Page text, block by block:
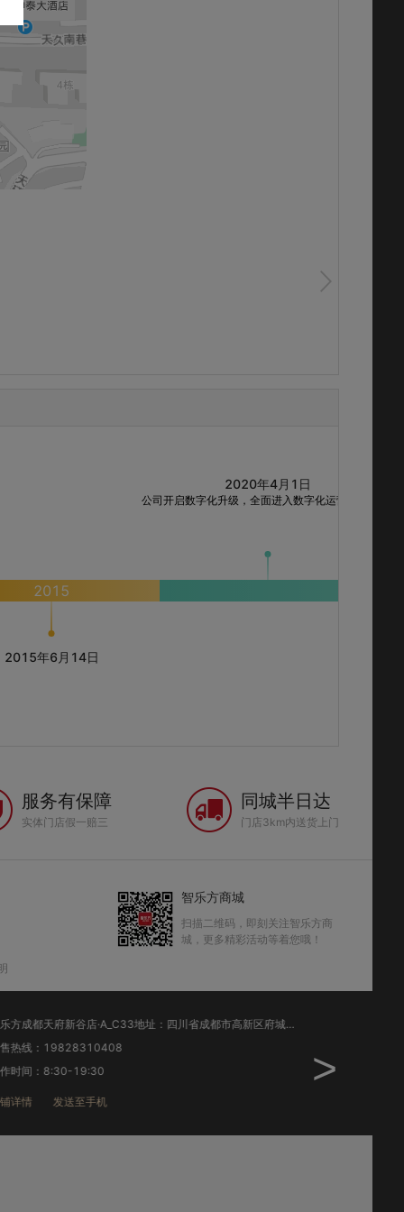
2015
2015年6月14日
2020年4月1日
公司开启数字化升级，全面进入数字化运营
服务有保障
实体门店假一赔三
同城半日达
门店3km内送货上门
智乐方商城
扫描二维码，即刻关注智乐方商
城，更多精彩活动等着您哦！
智乐方成都天府新谷店·A_C33地址：四川省成都市高新区府城大道399号六栋1层中国移动营业厅
线：19828310408
间：8:30-19:30
情 发送至手机
工作时间：8:30-
>